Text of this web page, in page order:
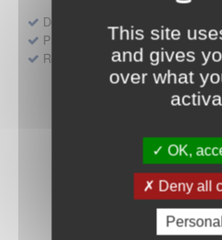
This site
and gives
over what
OK,
Deny all
Dépôt d'un dossier pour un
Protocoles d'études post-
Rencontres précoces